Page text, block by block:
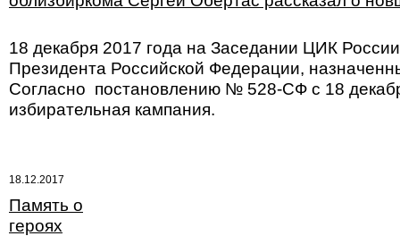
18 декабря 2017 года на Заседании ЦИК
Президента Российской Федерации,
Согласно постановлению № 528-СФ с 18
избирательная кампания.
18.12.2017
Память о
героях